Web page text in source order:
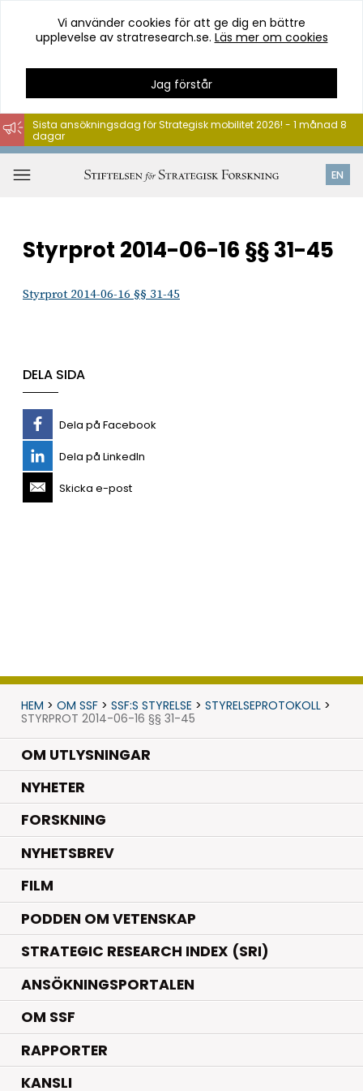
Hoppa
till
innehåll
Vi använder cookies för att ge dig en bättre
upplevelse av stratresearch.se. Läs mer om cookies
Jag förstår
EN
Sista ansökningsdag för Strategisk mobilitet 2026! - 1 månad 8
dagar
Styrprot 2014-06-16 §§ 31-45
Styrprot 2014-06-16 §§ 31-45
DELA SIDA
Dela på Facebook
Dela på LinkedIn
Skicka e-post
HEM > OM SSF> SSF:S STYRELSE > STYRELSEPROTOKOLL>
STYRPROT 2014-06-16 §§ 31-45
OM UTLYSNINGAR
NYHETER.
FORSKNING.
NYHETSBREV
FILM
PODDEN OM VETENSKAP
STRATEGIC RESEARCH INDEX (SRI)
ANSÖKNINGSPORTALEN
OM SSF
RAPPORTER
KANSLI